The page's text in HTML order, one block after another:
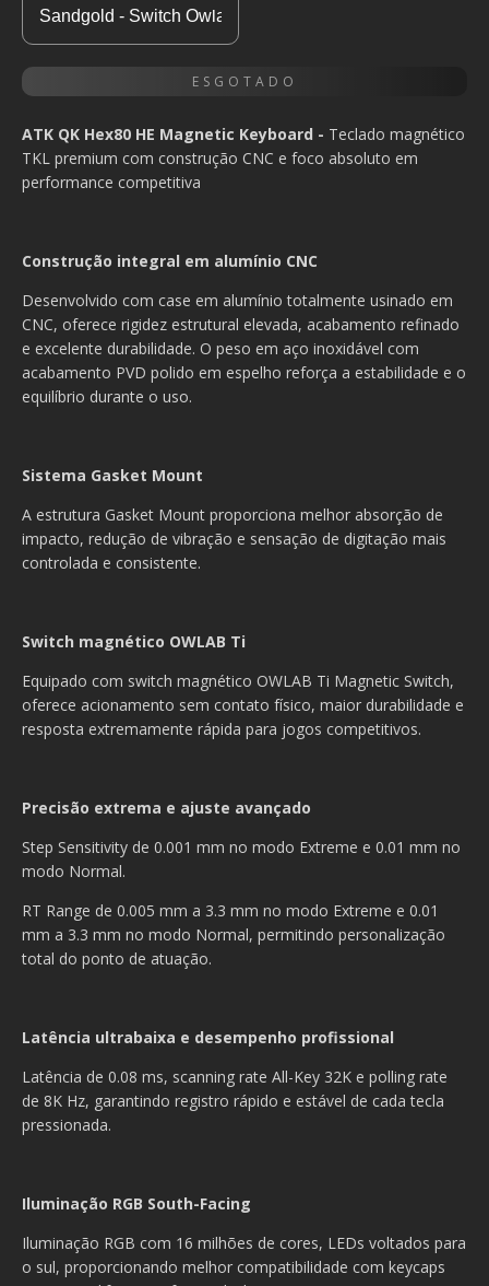
ATK QK Hex80 HE Magnetic Keyboard - Teclado magnético
TKL premium com construção CNC e foco absoluto em
performance competitiva
Construção integral em alumínio CNC
Desenvolvido com case em alumínio totalmente usinado em
CNC, oferece rigidez estrutural elevada, acabamento refinado
e excelente durabilidade. O peso em aço inoxidável com
acabamento PVD polido em espelho reforça a estabilidade e o
equilíbrio durante o uso.
Sistema Gasket Mount
A estrutura Gasket Mount proporciona melhor absorção de
impacto, redução de vibração e sensação de digitação mais
controlada e consistente.
Switch magnético OWLAB Ti
Equipado com switch magnético OWLAB Ti Magnetic Switch,
oferece acionamento sem contato físico, maior durabilidade e
resposta extremamente rápida para jogos competitivos.
Precisão extrema e ajuste avançado
Step Sensitivity de 0.001 mm no modo Extreme e 0.01 mm no
modo Normal.
RT Range de 0.005 mm a 3.3 mm no modo Extreme e 0.01
mm a 3.3 mm no modo Normal, permitindo personalização
total do ponto de atuação.
Latência ultrabaixa e desempenho profissional
Latência de 0.08 ms, scanning rate All-Key 32K e polling rate
de 8K Hz, garantindo registro rápido e estável de cada tecla
pressionada.
Iluminação RGB South-Facing
Iluminação RGB com 16 milhões de cores, LEDs voltados para
o sul, proporcionando melhor compatibilidade com keycaps